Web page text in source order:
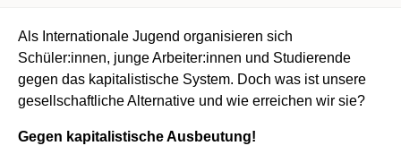
Als Internationale Jugend organisieren sich
Schüler:innen, junge Arbeiter:innen und Studierende
gegen das kapitalistische System. Doch was ist unsere
gesellschaftliche Alternative und wie erreichen wir sie?
Gegen kapitalistische Ausbeutung!